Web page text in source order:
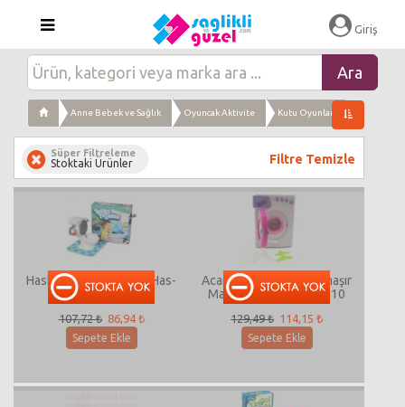
Giriş
Anne Bebek ve Sağlık Oyuncak Aktivite Kutu Oyunları
Süper Filtreleme
Stoktaki Ürünler Filtre Temizle
Hasbro Toilet Trouble Has-
c0447
107,72 ₺ 86,94 ₺
Sepete Ekle
Acar Sesli Işıklı Pilli Çamaşır
Makinası ACR-LS820G10
129,49 ₺ 114,15 ₺
Sepete Ekle